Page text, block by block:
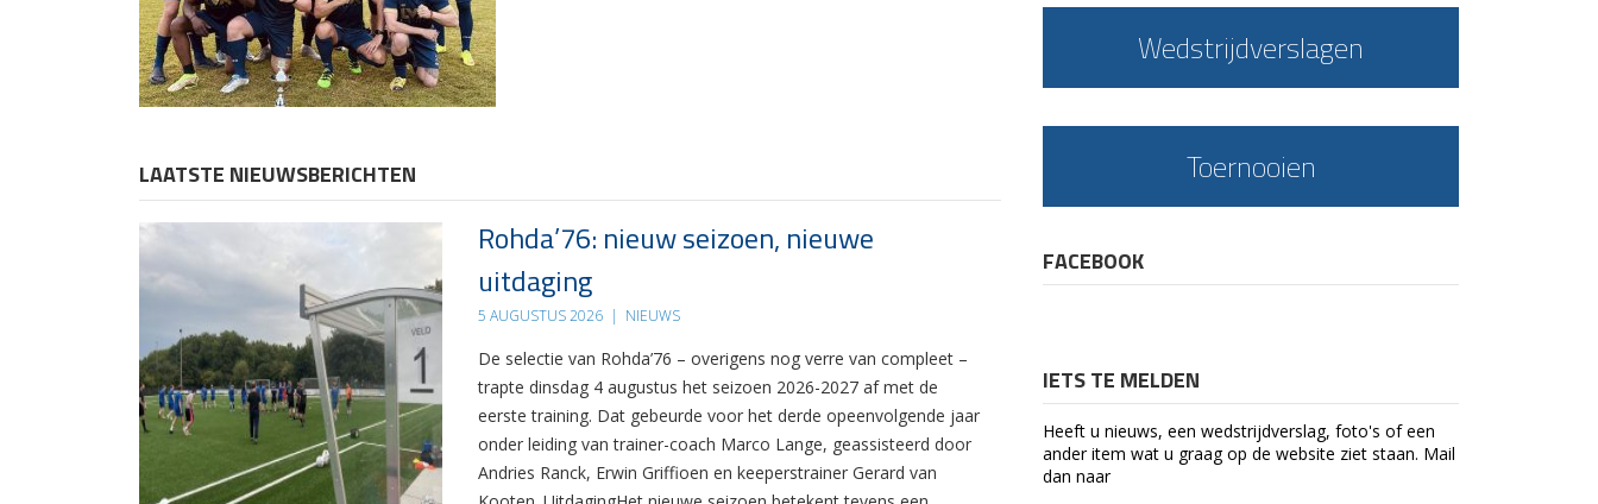
LAATSTE NIEUWSBERICHTEN
Rohda’76: nieuw seizoen, nieuwe
uitdaging
5 AUGUSTUS 2026 | NIEUWS
De selectie van Rohda’76 – overigens nog verre van compleet –
trapte dinsdag 4 augustus het seizoen 2026-2027 af met de
eerste training. Dat gebeurde voor het derde opeenvolgende jaar
onder leiding van trainer-coach Marco Lange, geassisteerd door
Andries Ranck, Erwin Griffioen en keeperstrainer Gerard van
Wedstrijdverslagen
Toernooien
FACEBOOK
IETS TE MELDEN
Heeft u nieuws, een wedstrijdverslag, foto's of een
ander item wat u graag op de website ziet staan. Mail
dan naar